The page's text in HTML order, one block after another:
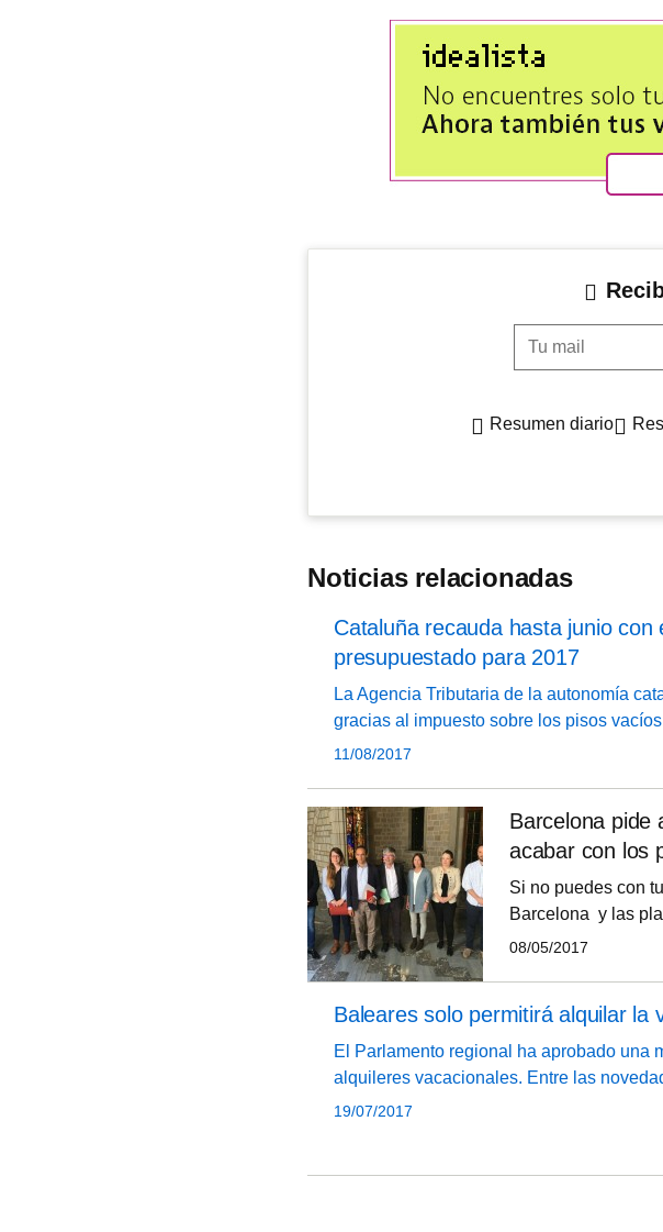
Tu mail
Resumen diario
Noticias relacionadas
Cataluña recauda hasta junio
presupuestado para 2017
La Agencia Tributaria de la autonomía
gracias al impuesto sobre los pisos
semestre de 2016 y que incluso supera a
11/08/2017
Barcelona pide
acabar con los
Si no puedes con
Barcelona y las
una mesa de
Consistorio la
08/05/2017
Baleares solo permitirá alquilar
El Parlamento regional ha aprobado una
alquileres vacacionales. Entre las
vivienda habitual a los turistas durante
19/07/2017